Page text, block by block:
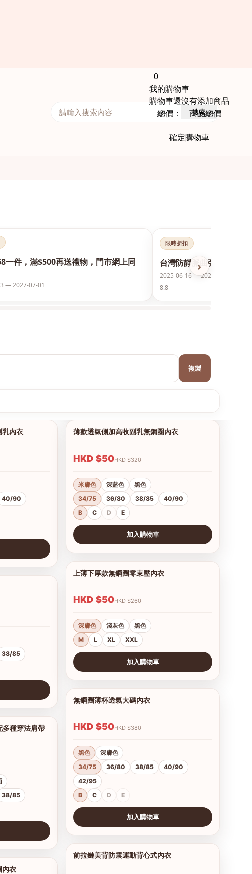
0
我的購物車
購物車還沒有添加商品
總價： 商品總價
確定購物車
搜索
›
一件，滿$500再送禮物，門市網上同
— 2027-07-01
限時折扣
台灣防靜脈曲張襪保護美
2025-06-16 — 2026-12-31
8.8
複製
乳內衣
40/90
38/85
1/12
多種穿法肩帶
38/85
內衣
薄款透氣側加高收副乳無鋼圈內衣
HKD $50 HKD $320
米膚色 深藍色
黑色
34/75
36/80 38/85
40/90
B
C D E
加入購物車
上薄下厚款無鋼圈零束壓內衣
HKD $50 HKD $260
深膚色 淺灰色
黑色
M
L XL XXL
加入購物車
無鋼圈薄杯透氣大碼內衣
HKD $50 HKD $380
黑色
深膚色
34/75
36/80 38/85
40/90
42/95
B
C D E
加入購物車
前拉鏈美背防震運動背心式內衣